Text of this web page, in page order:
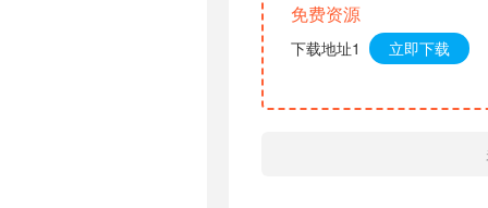
免费资源
下载地址1 立即下载